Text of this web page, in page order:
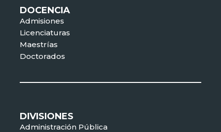
DOCENCIA
Admisiones
Licenciaturas
Maestrías
Doctorados
DIVISIONES
Administración Pública